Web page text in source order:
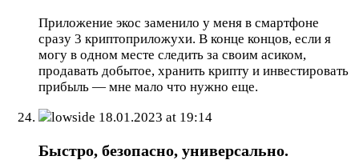
Приложение экос заменило у меня в смартфоне
сразу 3 криптоприложухи. В конце концов, если я
могу в одном месте следить за своим асиком,
продавать добытое, хранить крипту и инвестировать
прибыль — мне мало что нужно еще.
lowside 18.01.2023 at 19:14
Быстро, безопасно, универсально.